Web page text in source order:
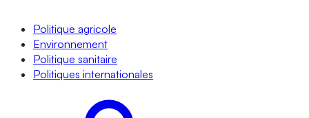
Politique agricole
Environnement
Politique sanitaire
Politiques internationales